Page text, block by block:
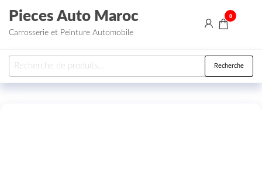
Aller au contenu
Pieces Auto Maroc
Carrosserie et Peinture Automobile
0
Recherche pour : Recherche